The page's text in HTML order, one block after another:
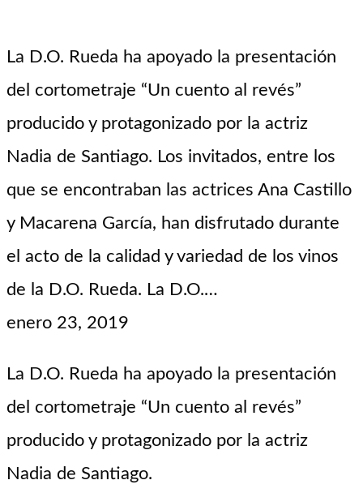
La D.O. Rueda ha apoyado la presentación
del cortometraje “Un cuento al revés”
producido y protagonizado por la actriz
Nadia de Santiago. Los invitados, entre los
que se encontraban las actrices Ana Castillo
y Macarena García, han disfrutado durante
el acto de la calidad y variedad de los vinos
de la D.O. Rueda. La D.O.…
enero 23, 2019
La D.O. Rueda ha apoyado la presentación
del cortometraje “Un cuento al revés”
producido y protagonizado por la actriz
Nadia de Santiago.